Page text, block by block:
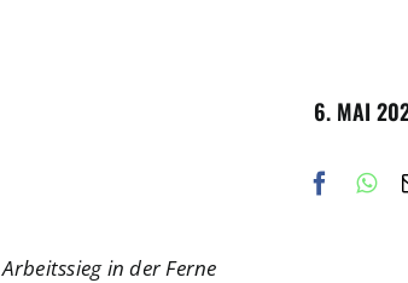
6. MAI
Arbeitssieg in der Ferne